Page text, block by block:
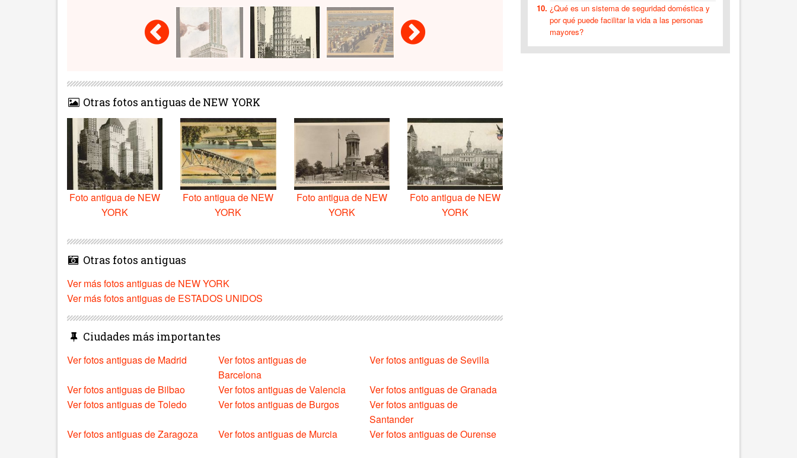
Otras fotos antiguas de NEW YORK
Foto antigua de NEW
YORK
Foto antigua de NEW
YORK
Foto antigua de NEW
YORK
Foto antigua de NEW
YORK
Otras fotos antiguas
Ver más fotos antiguas de NEW YORK
Ver más fotos antiguas de ESTADOS UNIDOS
Ciudades más importantes
Ver fotos antiguas de Madrid
Ver fotos antiguas de
Barcelona
Ver fotos antiguas de Sevilla
Ver fotos antiguas de Bilbao Ver fotos antiguas de Valencia
Ver fotos antiguas de Granada
Ver fotos antiguas de Toledo
Ver fotos antiguas de Burgos
Ver fotos antiguas de
Santander
Ver fotos antiguas de Zaragoza
Ver fotos antiguas de Murcia Ver fotos antiguas de Ourense
¿Qué es un sistema de seguridad doméstica y
por qué puede facilitar la vida a las personas
mayores?